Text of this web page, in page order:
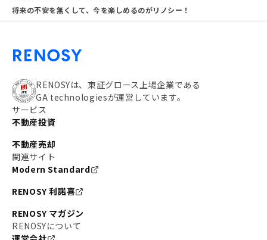
将来の不安を無くして、今を楽しめるのがリノシー！
RENOSYは、東証グロース上場企業である
GA technologiesが運営しています。
サービス
不動産投資
不動産売却
関連サイト
Modern Standard
RENOSY 利諾喜
RENOSY マガジン
RENOSYについて